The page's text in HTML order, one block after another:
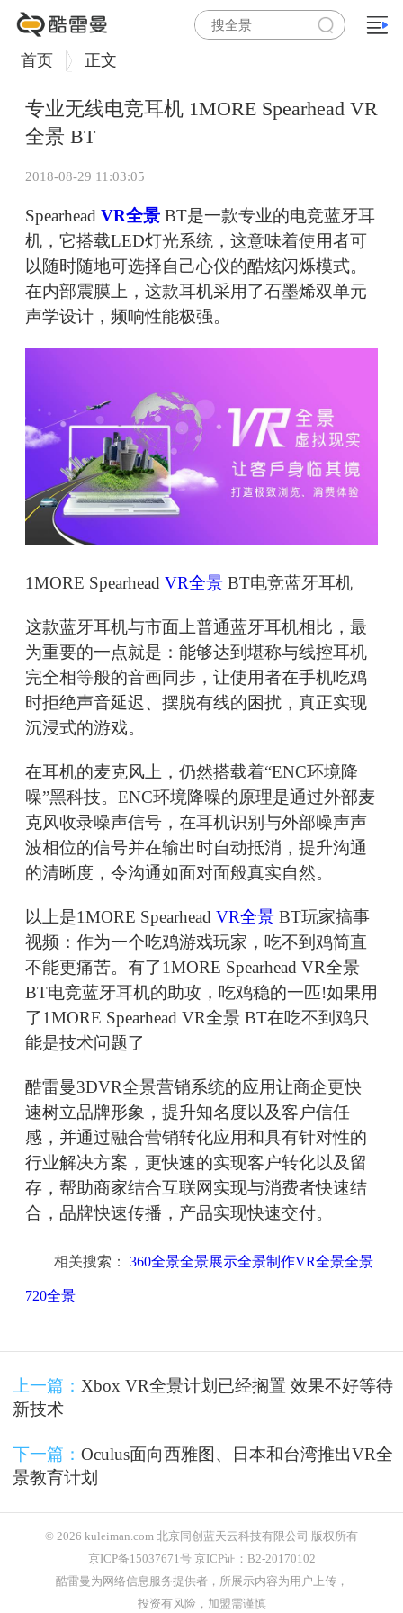
首页 正文
专业无线电竞耳机 1MORE Spearhead VR
全景 BT
2018-08-29 11:03:05
Spearhead VR全景 BT是一款专业的电竞蓝牙耳
机，它搭载LED灯光系统，这意味着使用者可
以随时随地可选择自己心仪的酷炫闪烁模式。
在内部震膜上，这款耳机采用了石墨烯双单元
声学设计，频响性能极强。
1MORE Spearhead VR全景 BT电竞蓝牙耳机
这款蓝牙耳机与市面上普通蓝牙耳机相比，最
为重要的一点就是：能够达到堪称与线控耳机
完全相等般的音画同步，让使用者在手机吃鸡
时拒绝声音延迟、摆脱有线的困扰，真正实现
沉浸式的游戏。
在耳机的麦克风上，仍然搭载着“ENC环境降
噪”黑科技。ENC环境降噪的原理是通过外部麦
克风收录噪声信号，在耳机识别与外部噪声声
波相位的信号并在输出时自动抵消，提升沟通
的清晰度，令沟通如面对面般真实自然。
以上是1MORE Spearhead VR全景 BT玩家搞事
视频：作为一个吃鸡游戏玩家，吃不到鸡简直
不能更痛苦。有了1MORE Spearhead VR全景
BT电竞蓝牙耳机的助攻，吃鸡稳的一匹!如果用
了1MORE Spearhead VR全景 BT在吃不到鸡只
能是技术问题了
酷雷曼3DVR全景营销系统的应用让商企更快
速树立品牌形象，提升知名度以及客户信任
感，并通过融合营销转化应用和具有针对性的
行业解决方案，更快速的实现客户转化以及留
存，帮助商家结合互联网实现与消费者快速结
合，品牌快速传播，产品实现快速交付。
相关搜索： 360全景全景展示全景制作VR全景全景
720全景
上一篇： Xbox VR全景计划已经搁置 效果不好等待
新技术
下一篇： Oculus面向西雅图、日本和台湾推出VR全
景教育计划
© 2026 kuleiman.com 北京同创蓝天云科技有限公司 版权所有
京ICP备15037671号 京ICP证：B2-20170102
酷雷曼为网络信息服务提供者，所展示内容为用户上传，
投资有风险，加盟需谨慎